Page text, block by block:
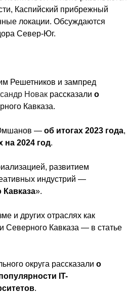
Каспийский прибрежный
локации. Обсуждаются
Север-Юг.
Решетников и зампред
Новак рассказали о
Кавказа.
— об итогах 2023 года,
на 2024 год.
развитием
индустрий —
Кавказа».
и других отраслях как
округа рассказали о
IT-
.